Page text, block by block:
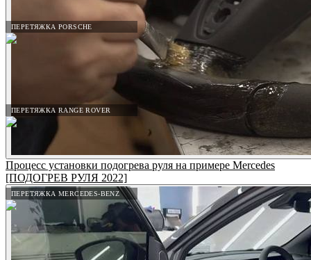
ПЕРЕТЯЖКА PORSCHE
ПЕРЕТЯЖКА RANGE ROVER
ПЕРЕТЯЖКА MERCEDES-BENZ
Процесс установки подогрева руля на примере Mercedes
[ПОДОГРЕВ РУЛЯ 2022]